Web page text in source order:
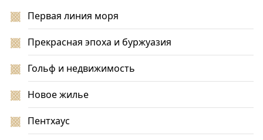
Первая линия моря
Прекрасная эпоха и буржуазия
Гольф и недвижимость
Новое жилье
Пентхаус